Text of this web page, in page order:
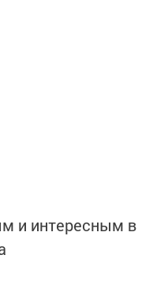
и интересным в